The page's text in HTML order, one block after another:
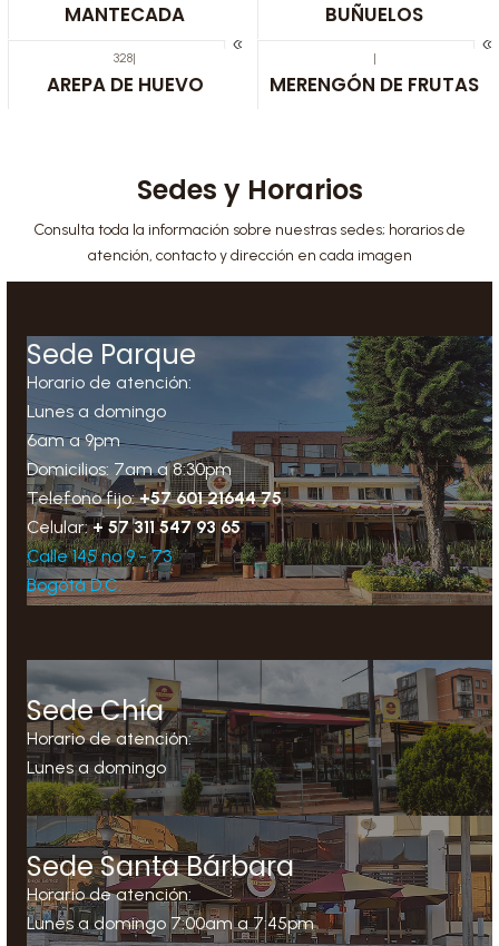
MANTECADA BUÑUELOS
328|
AREPA DE HUEVO
|
MERENGÓN DE FRUTAS
Sedes y Horarios
Consulta toda la información sobre nuestras sedes; horarios de
atención, contacto y dirección en cada imagen
Sede Parque
Horario de atención:
Lunes a domingo
6am a 9pm
Domicilios: 7am a 8:30pm
Telefono fijo:+57 601 21644 75
Celular:+ 57 311 547 93 65
Calle 145 no 9 - 73
Bogotá D.C.
Sede Chía
Horario de atención:
Lunes a domingo
6am a 9pm
Domicilios: 7am a 8:30pm
Teléfono:+57 322 303 13 06
Calle 1 Carrea 10, Local 101
Chía - Cundinamarca
Sede Santa Bárbara
Horario de atención:
Lunes a domingo 7:00am a 7:45pm